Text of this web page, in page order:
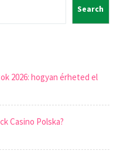
Search
2026: hogyan érheted el
Casino Polska?